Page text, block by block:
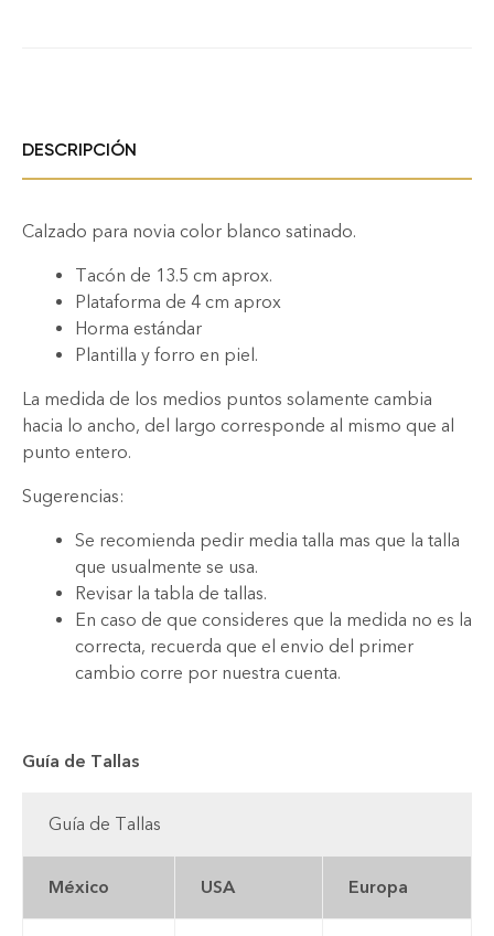
DESCRIPCIÓN
Calzado para novia color blanco satinado.
Tacón de 13.5 cm aprox.
Plataforma de 4 cm aprox
Horma estándar
Plantilla y forro en piel.
La medida de los medios puntos solamente cambia
hacia lo ancho, del largo corresponde al mismo que al
punto entero.
Sugerencias:
Se recomienda pedir media talla mas que la talla
que usualmente se usa.
Revisar la tabla de tallas.
En caso de que consideres que la medida no es la
correcta, recuerda que el envio del primer
cambio corre por nuestra cuenta.
Guía de Tallas
Guía de Tallas
México USA Europa